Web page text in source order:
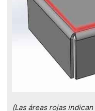
(Las áreas rojas